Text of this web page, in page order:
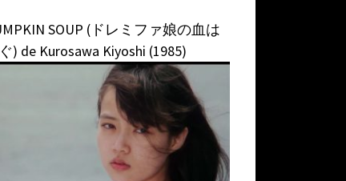
SOUP (ドレミファ娘の血は
) de Kurosawa Kiyoshi (1985)